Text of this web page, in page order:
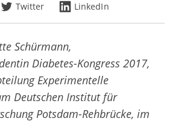
Twitter LinkedIn
Schürmann,
Diabetes-Kongress 2017,
Experimentelle
Deutschen Institut für
Potsdam-Rehbrücke, im